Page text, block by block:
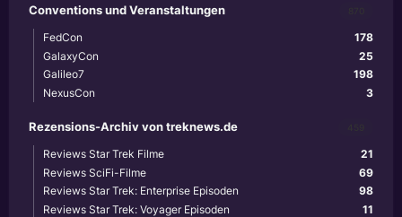
Conventions und Veranstaltungen
178
FedCon
25
GalaxyCon
198
Galileo7
3
NexusCon
Rezensions-Archiv von treknews.de
21
Reviews Star Trek Filme
69
Reviews SciFi-Filme
98
Reviews Star Trek: Enterprise Episoden
11
Reviews Star Trek: Voyager Episoden